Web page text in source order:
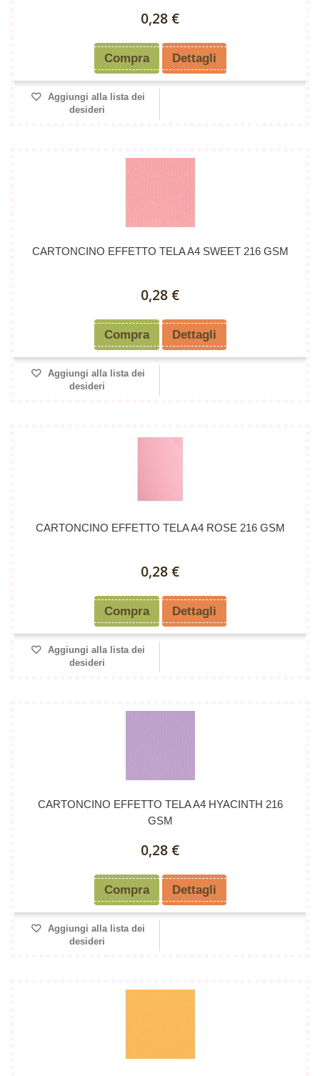
0,28 €
Compra Dettagli
Aggiungi alla lista dei
desideri
CARTONCINO EFFETTO TELA A4 SWEET 216 GSM
0,28 €
Compra Dettagli
Aggiungi alla lista dei
desideri
CARTONCINO EFFETTO TELA A4 ROSE 216 GSM
0,28 €
Compra Dettagli
Aggiungi alla lista dei
desideri
CARTONCINO EFFETTO TELA A4 HYACINTH 216
GSM
0,28 €
Compra Dettagli
Aggiungi alla lista dei
desideri